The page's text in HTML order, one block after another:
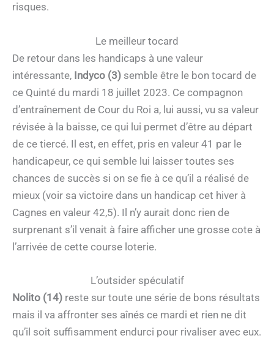
risques.
Le meilleur tocard
De retour dans les handicaps à une valeur
intéressante, Indyco (3) semble être le bon tocard de
ce Quinté du mardi 18 juillet 2023. Ce compagnon
d’entraînement de Cour du Roi a, lui aussi, vu sa valeur
révisée à la baisse, ce qui lui permet d’être au départ
de ce tiercé. Il est, en effet, pris en valeur 41 par le
handicapeur, ce qui semble lui laisser toutes ses
chances de succès si on se fie à ce qu’il a réalisé de
mieux (voir sa victoire dans un handicap cet hiver à
Cagnes en valeur 42,5). Il n’y aurait donc rien de
surprenant s’il venait à faire afficher une grosse cote à
l’arrivée de cette course loterie.
L’outsider spéculatif
Nolito (14) reste sur toute une série de bons résultats
mais il va affronter ses aînés ce mardi et rien ne dit
qu’il soit suffisamment endurci pour rivaliser avec eux.